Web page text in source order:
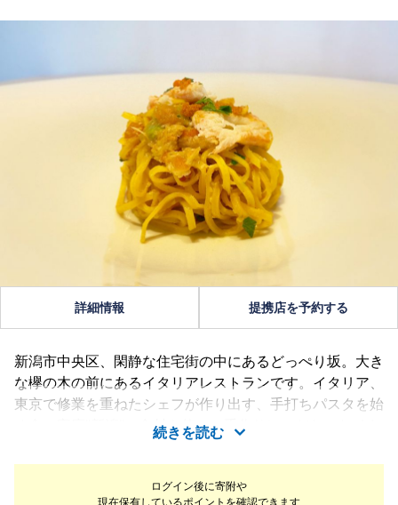
ログイン後に寄附や
現在保有しているポイントを確認できます
詳細情報 提携店を予約する
新潟市中央区、閑静な住宅街の中にあるどっぺり坂。大き
な欅の木の前にあるイタリアレストランです。イタリア、
東京で修業を重ねたシェフが作り出す、手打ちパスタを始
め食の宝庫”新潟”の食材を使い、手作りにこだわったイタ
リア料理を記念日や特別な日、日常的にコースを味わうこ
とができる、そんなありそうでなかったお店です。2020
年ミシュランガイド新潟特別版にて一つ星を獲得。2021
続きを読む